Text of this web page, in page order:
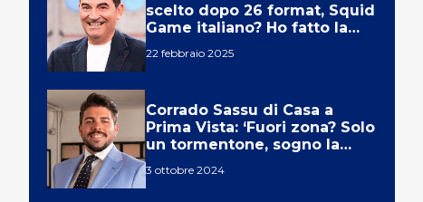
scelto dopo 26 format, Squid
Game italiano? Ho fatto la
22 febbraio 2025
Corrado Sassu di Casa a
Prima Vista: ‘Fuori zona? Solo
un tormentone, sogno la
3 ottobre 2024